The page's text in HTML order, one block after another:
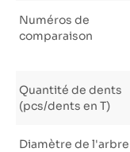
Numéros de
comparaison
Quantité de dents
(pcs/dents en T)
Diamètre de l'arbre